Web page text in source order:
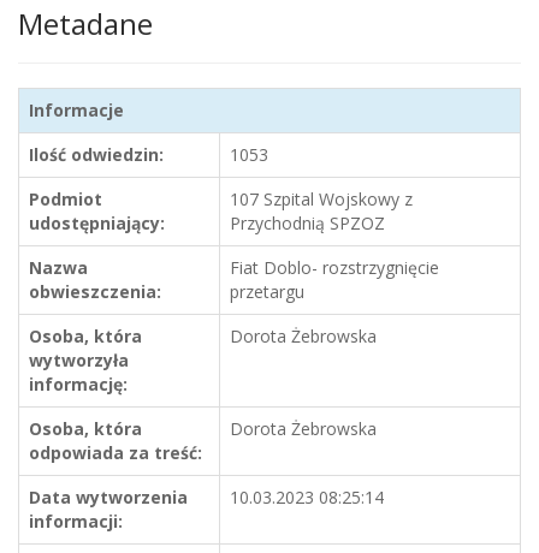
Metadane
Informacje
Ilość odwiedzin:
1053
Podmiot
udostępniający:
107 Szpital Wojskowy z
Przychodnią SPZOZ
Nazwa
obwieszczenia:
Fiat Doblo- rozstrzygnięcie
przetargu
Osoba, która
wytworzyła
informację:
Dorota Żebrowska
Osoba, która
odpowiada za treść:
Dorota Żebrowska
Data wytworzenia
informacji:
10.03.2023 08:25:14